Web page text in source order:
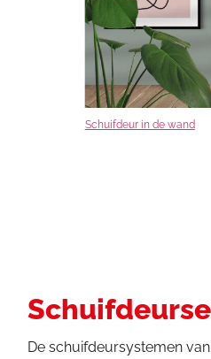
De schuifdeursystemen
Schuifdeur in de wand